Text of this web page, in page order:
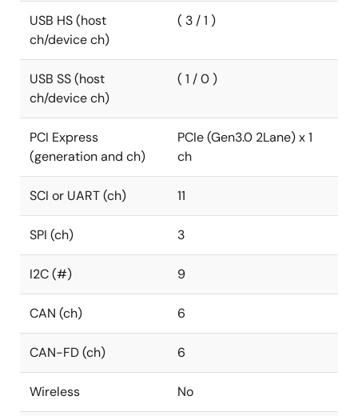
USB HS (host
ch/device ch)
( 3 / 1 )
USB SS (host
ch/device ch)
( 1 / 0 )
PCI Express
(generation and ch)
PCIe (Gen3.0 2Lane) x 1
ch
SCI or UART (ch) 11
SPI (ch) 3
I2C (#) 9
CAN (ch) 6
CAN-FD (ch) 6
Wireless No